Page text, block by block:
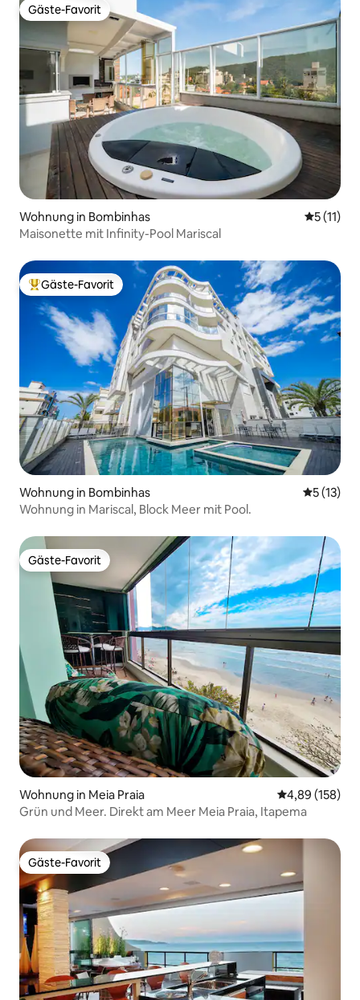
Gäste-Favorit
Gäste-Favorit
Wohnung in Bombinhas
5 (11)
Maisonette mit Infinity-Pool Mariscal
Beliebter Gäste-Favorit.
Gäste-Favorit
Wohnung in Bombinhas
5 (13)
Wohnung in Mariscal, Block Meer mit Pool.
Gäste-Favorit
Gäste-Favorit
Wohnung in Meia Praia
4,89 (158)
Grün und Meer. Direkt am Meer Meia Praia, Itapema
Gäste-Favorit
Gäste-Favorit